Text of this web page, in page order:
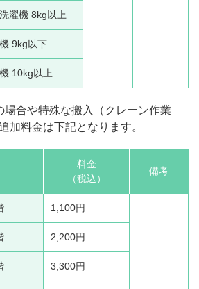
濯機 8kg以上
9kg以下
10kg以上
場合や特殊な搬入（クレーン作業
加料金は下記となります。
料金
（税込）
備考
1,100円
2,200円
3,300円